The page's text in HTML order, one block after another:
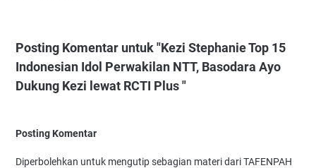
Posting Komentar untuk "Kezi Stephanie Top 15
Indonesian Idol Perwakilan NTT, Basodara Ayo
Dukung Kezi lewat RCTI Plus "
Posting Komentar
Diperbolehkan untuk mengutip sebagian materi dari TAFENPAH